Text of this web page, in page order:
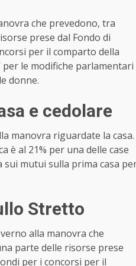
che prevedono, tra
prese dal Fondo di
per il comparto della
per le modifiche parlamentari
donne.
e cedolare
manovra riguardate la casa.
è al 21% per una delle case
sui mutui sulla prima casa
Stretto
alla manovra che
parte delle risorse prese
per i concorsi per il